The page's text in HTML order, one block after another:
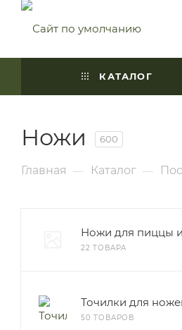
КАТАЛОГ
Ножи 600
Главная — Каталог —
Ножи для пиццы и
22 ТОВАРА
Точилки для
50 ТОВАРОВ